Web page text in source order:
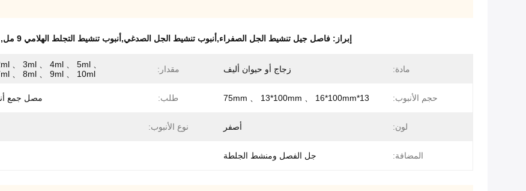
إبراز: فاصل جيل تنشيط الجل الصفراء,أنبوب تنشيط الجل الصدغي,أنبوب تنشيط التجلط الهلامي 9 مل ,
مادة: زجاج أو حيوان أليف مقدار:
、 3ml 、 4ml 、 5ml 、
、 8ml 、 9ml 、 10ml
حجم الأنبوب: 13*75mm 、 13*100mm 、 16*100mm طلب: مصل جمع
لون: أصفر نوع الأنبوب:
المضافة: جل الفصل ومنشط الجلطة